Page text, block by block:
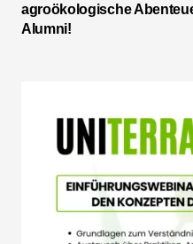
agroökologische
Alumni!